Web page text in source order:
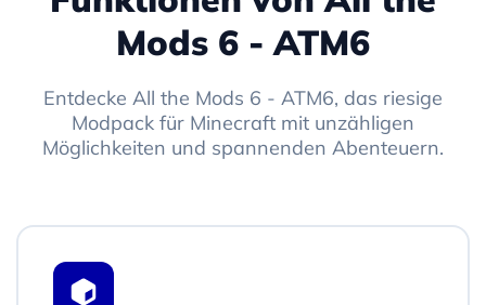
Mods 6 - ATM6
Entdecke All the Mods 6 - ATM6, das riesige
Modpack für Minecraft mit unzähligen
Möglichkeiten und spannenden Abenteuern.